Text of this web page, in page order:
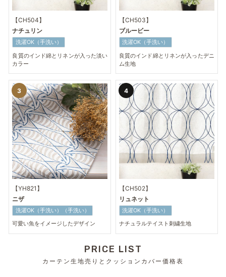
【CH504】
ナチュリン
洗濯OK（手洗い）
良質のインド綿とリネンが入った淡い
カラー
【CH503】
ブルービー
洗濯OK（手洗い）
良質のインド綿とリネンが入ったデニ
ム生地
【YH821】
ニザ
洗濯OK（手洗い）（手洗い）
可愛い魚をイメージしたデザイン
【CH502】
リュネット
洗濯OK（手洗い）
ナチュラルテイスト刺繍生地
PRICE LIST
カーテン生地売りとクッションカバー価格表